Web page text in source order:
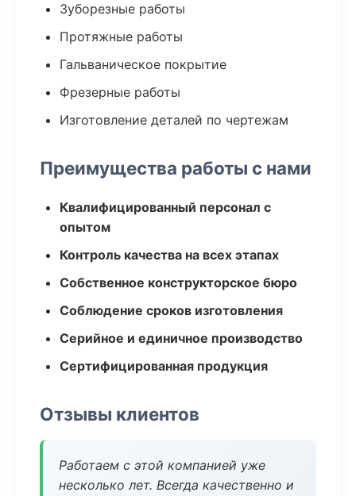
Зуборезные работы
Протяжные работы
Гальваническое покрытие
Фрезерные работы
Изготовление деталей по чертежам
Преимущества работы с нами
Квалифицированный персонал с
опытом
Контроль качества на всех этапах
Собственное конструкторское бюро
Соблюдение сроков изготовления
Серийное и единичное производство
Сертифицированная продукция
Отзывы клиентов
Работаем с этой компанией уже
несколько лет. Всегда качественно и